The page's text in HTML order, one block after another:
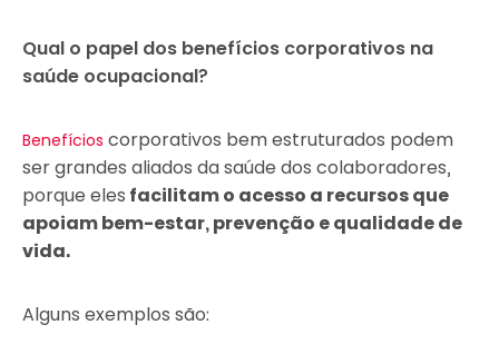
Qual o papel dos benefícios corporativos na
saúde ocupacional?
Benefícios corporativos bem estruturados podem
ser grandes aliados da saúde dos colaboradores,
porque eles facilitam o acesso a recursos que
apoiam bem-estar, prevenção e qualidade de
vida.
Alguns exemplos são: